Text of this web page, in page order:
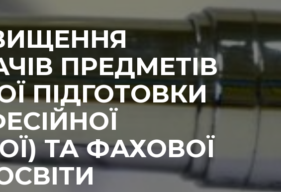
ПРЕДМЕТІВ
ПІДГОТОВКИ
ТА ФАХОВОЇ